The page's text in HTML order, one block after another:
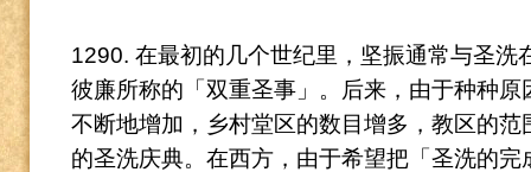
1290. 在最初的几个世纪里，坚振通常与圣洗
彼廉所称的「双重圣事」。 后来，由于种种
不断地增加，乡村堂区的数目增多，教区的
的圣洗庆典。在西方，由于希望把「圣洗的